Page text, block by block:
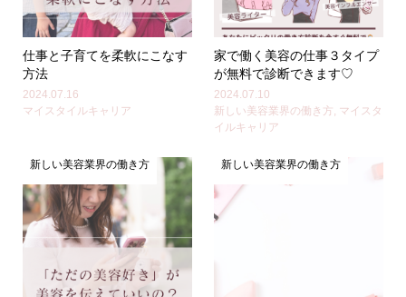
仕事と子育てを柔軟にこなす
方法
2024.07.16
マイスタイルキャリア
家で働く美容の仕事３タイプ
が無料で診断できます♡
2024.07.10
新しい美容業界の働き方 , マイスタ
イルキャリア
新しい美容業界の働き方 新しい美容業界の働き方